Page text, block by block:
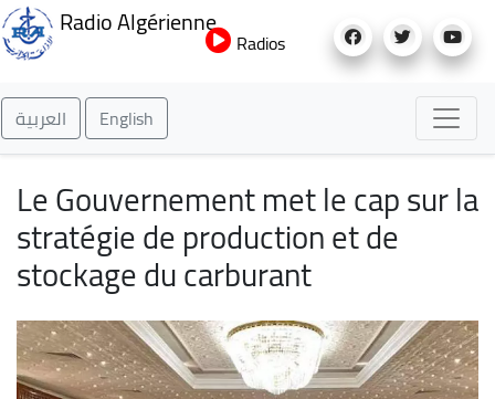
au
Radio Algérienne
Radios
العربية English
Le Gouvernement met le cap sur la
stratégie de production et de
stockage du carburant